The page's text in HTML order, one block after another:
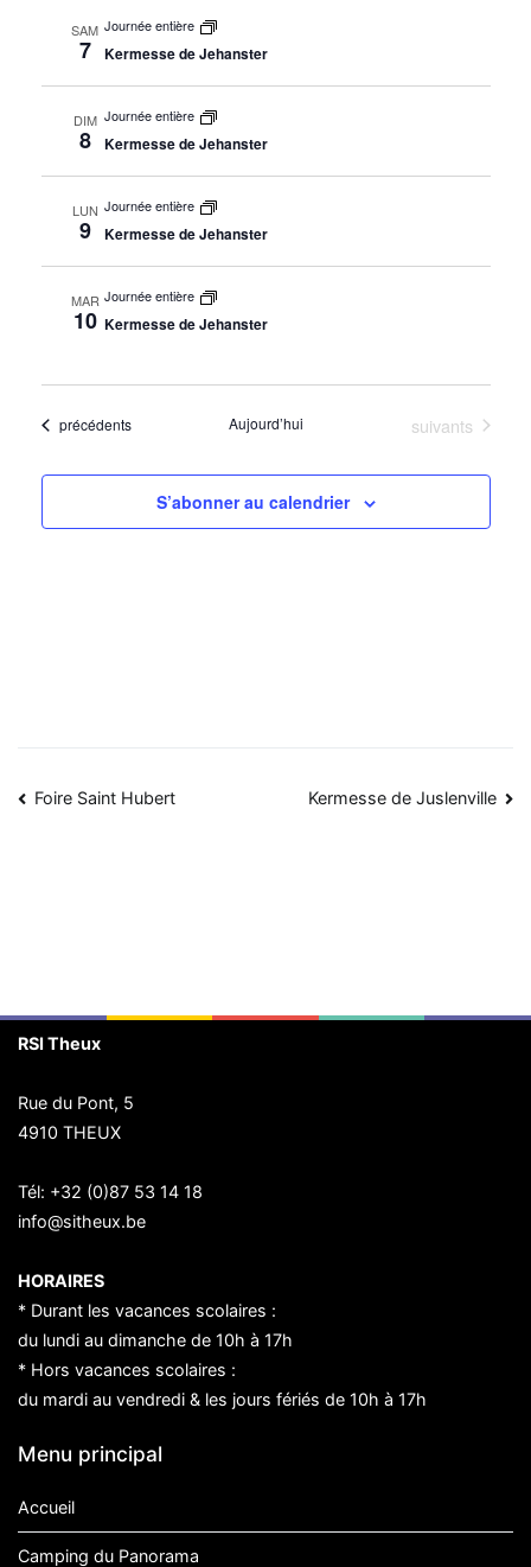
SAM
7
Journée entière
Kermesse de Jehanster
DIM
8
Journée entière
Kermesse de Jehanster
LUN
9
Journée entière
Kermesse de Jehanster
MAR
10
Journée entière
Kermesse de Jehanster
Évènements
précédents Aujourd’hui Évènements
suivants
S’abonner au calendrier
Navigation
Foire Saint Hubert Kermesse de Juslenville
RSI Theux
Rue du Pont, 5
4910 THEUX
Tél: +32 (0)87 53 14 18
info@sitheux.be
HORAIRES
* Durant les vacances scolaires :
du lundi au dimanche de 10h à 17h
* Hors vacances scolaires :
du mardi au vendredi & les jours fériés de 10h à 17h
Menu principal
Accueil
Camping du Panorama